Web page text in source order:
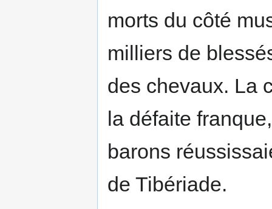
morts du côté
milliers de
des chevaux. La
la défaite
barons
de Tibériade.